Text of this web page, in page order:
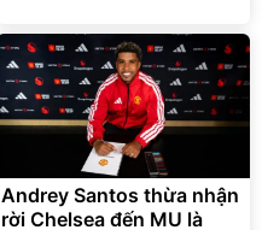
Lót ghế ôtô, nâng lưng
chống nóng giúp thoải mái
trong di chuyển
295.000đ
Đã bán nhiều
Andrey Santos thừa nhận
rời Chelsea đến MU là